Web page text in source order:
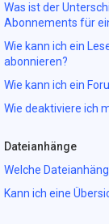
Was ist der
Abonnements für
Wie kann ich ein
abonnieren?
Wie kann ich ein
Wie deaktiviere ich
Dateianhänge
Welche
Kann ich eine